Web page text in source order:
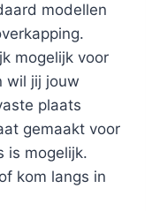
modellen
mogelijk voor
wil jij jouw
plaats
gemaakt voor
is mogelijk.
kom langs in